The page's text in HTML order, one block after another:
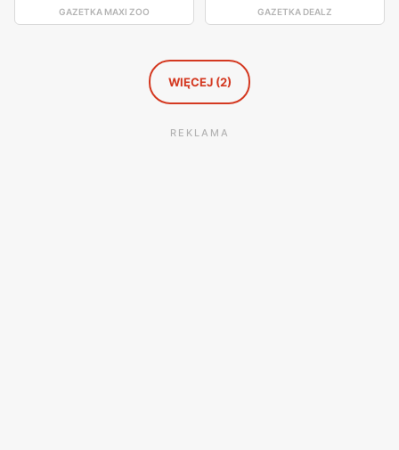
GAZETKA MAXI ZOO GAZETKA DEALZ
WIĘCEJ (2)
REKLAMA